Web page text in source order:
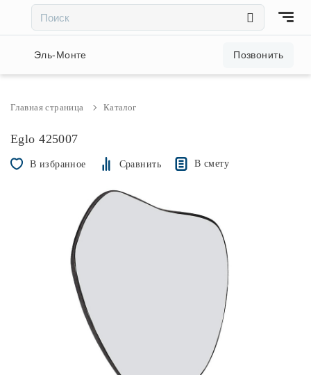
Акции и скидки
Светильники
Настольные лампы
Торшеры
Трековые системы
Эль-Монте Позвонить
Главная страница Каталог
Eglo 425007
В избранное Сравнить В смету
××